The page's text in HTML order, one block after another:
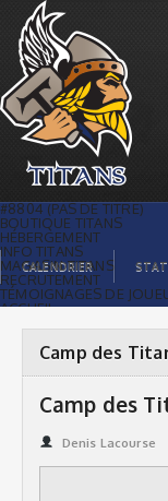
Camp des Titans &
témiscaming
#8804 (PAS DE TITRE)
BOUTIQUE TITANS
HÉBERGEMENT
INFO TITANS
MAGASIN TITANS
RECRUTEMENT
TÉMOIGNAGES DE
ACCUEIL
GALERIE PHOTOS
STATISTIQUES
ORGANISATION
CALENDRIER
GALERIE VIDÉOS
COMMANDITAIRES
STATISTIQUES DE LA
CALENDRIER
Camp des
Camp des
Denis Lacourse